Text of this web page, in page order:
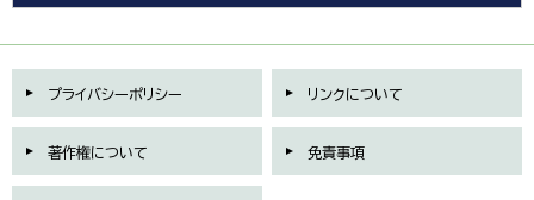
プライバシーポリシー リンクについて
著作権について 免責事項